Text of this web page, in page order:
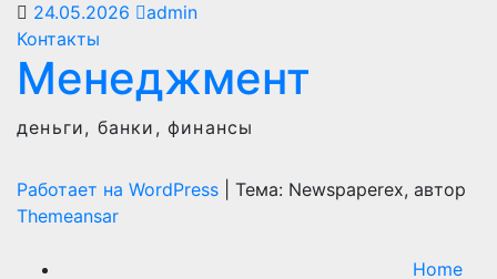
24.05.2026
admin
Контакты
Менеджмент
деньги, банки, финансы
Работает на WordPress
Тема: Newspaperex, автор
Themeansar
Home